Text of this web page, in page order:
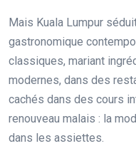
Mais Kuala Lumpur
gastronomique
classiques, mariant
modernes, dans des
cachés dans des cours
renouveau malais : la
dans les assiettes.